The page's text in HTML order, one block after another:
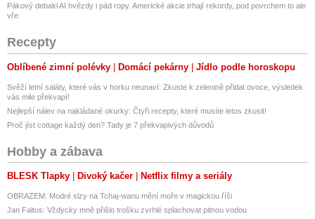
Pákový debakl AI hvězdy i pád ropy. Americké akcie trhají rekordy, pod povrchem to ale
vře
Recepty
Oblíbené zimní polévky Domácí pekárny Jídlo podle horoskopu
Svěží letní saláty, které vás v horku neunaví: Zkuste k zelenině přidat ovoce, výsledek
vás mile překvapí!
Nejlepší nálev na nakládané okurky: Čtyři recepty, které musíte letos zkusit!
Proč jíst cottage každý den? Tady je 7 překvapivých důvodů
Hobby a zábava
BLESK Tlapky Divoký kačer Netflix filmy a seriály
OBRAZEM: Modré slzy na Tchaj-wanu mění moře v magickou říši
Jan Faltus: Vždycky mně přišlo trošku zvrhlé splachovat pitnou vodou